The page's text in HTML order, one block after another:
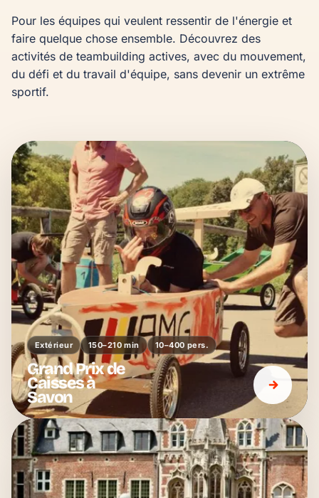
Pour les équipes qui veulent ressentir de l'énergie et
faire quelque chose ensemble. Découvrez des
activités de teambuilding actives, avec du mouvement,
du défi et du travail d'équipe, sans devenir un extrême
sportif.
Extérieur 150–210 min 10–400 pers.
Grand Prix de
Caisses à
Savon